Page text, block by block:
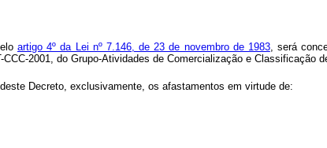
artigo 4º da Lei nº 7.146, de 23 de novembro de 1983, será
2001, do Grupo-Atividades de Comercialização e Classificação
Decreto, exclusivamente, os afastamentos em virtude de: